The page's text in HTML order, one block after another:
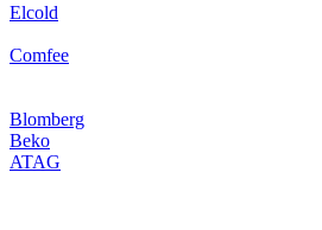
Elcold
Comfee
Blomberg
Beko
ATAG